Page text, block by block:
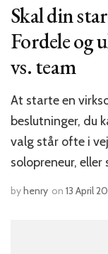
Skal din
Fordele og
vs. team
At starte en
beslutninger, du
valg står ofte i
solopreneur,
byhenry on 13 April